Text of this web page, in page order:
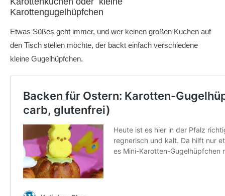
Karottengugelhüpfchen
Etwas Süßes geht immer, und wer keinen großen Kuchen auf
den Tisch stellen möchte, der backt einfach verschiedene
kleine Gugelhüpfchen.